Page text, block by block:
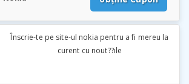
Înscrie-te pe site-ul nokia pentru a fi mereu la
curent cu nout??ile